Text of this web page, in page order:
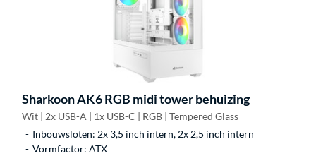
SharkoonAK6 RGB midi tower behuizing
Wit | 2x USB-A | 1x USB-C | RGB | Tempered Glass
Inbouwsloten: 2x 3,5 inch intern, 2x 2,5 inch intern
Vormfactor: ATX